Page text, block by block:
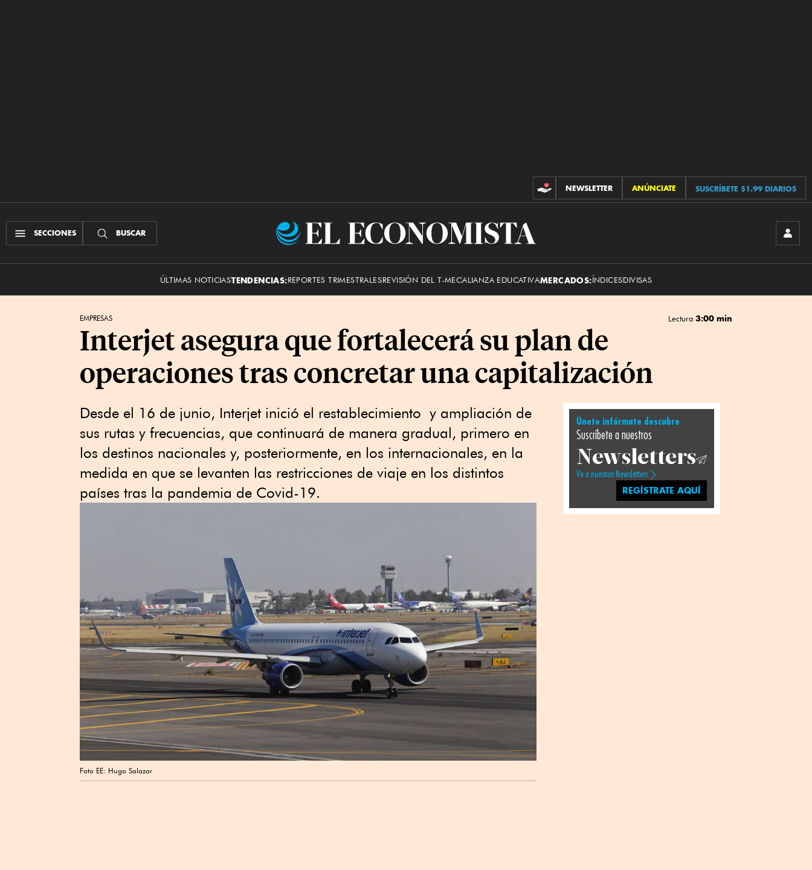
CONTRIBUCIONES
NEWSLETTER ANÚNCIATE SUSCRÍBETE $1.99 DIARIOS
SECCIONES BUSCAR
El
ÚLTIMAS NOTICIASTENDENCIAS:REPORTES TRIMESTRALESREVISIÓN DEL T-MECALIANZA EDUCATIVAMERCADOS:ÍNDICESDIVISAS
EMPRESAS Lectura 3:00 min
Interjet asegura que fortalecerá su plan de
operaciones tras concretar una capitalización
Desde el 16 de junio, Interjet inició el restablecimiento y ampliación de
sus rutas y frecuencias, que continuará de manera gradual, primero en
los destinos nacionales y, posteriormente, en los internacionales, en la
medida en que se levanten las restricciones de viaje en los distintos
países tras la pandemia de Covid-19.
Foto EE: Hugo Salazar
Únete infórmate descubre
Suscríbete a nuestros
Newsletters
Ve a nuestros Newsletters
REGÍSTRATE AQUÍ